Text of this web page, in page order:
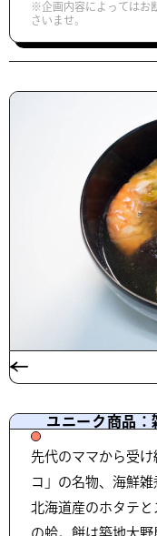
※企画内容によってはお
さいませ。
ユニーク商品：
先代のママから受
コ」の名物、海鮮雑
北海道産のホタテ
の蛤。餅は築地大